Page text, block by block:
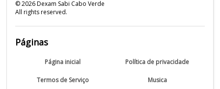
©2026Dexam Sabi Cabo Verde
All rights reserved.
Páginas
Página inicial Política de privacidade
Termos de Serviço Musica